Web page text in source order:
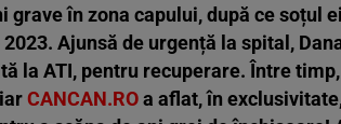
grave în zona capului, după ce soțul
Ajunsă de urgență la spital,
la ATI, pentru recuperare. Între
CANCAN.ROa aflat, în